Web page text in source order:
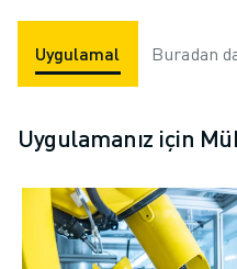
Uygulamalar Buradan
Uygulamanız için